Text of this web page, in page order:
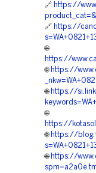
🔗 https://
🔗 https://
🌐
https://
🌐 https://
🌐 https://
🌐
https://
🌐 https://
🌐 https://